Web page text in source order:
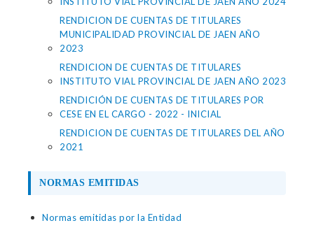
RENDICION DE CUENTAS DE TITULARES
MUNICIPALIDAD PROVINCIAL DE JAEN AÑO
2023
RENDICION DE CUENTAS DE TITULARES
INSTITUTO VIAL PROVINCIAL DE JAEN AÑO 2023
RENDICIÓN DE CUENTAS DE TITULARES POR
CESE EN EL CARGO - 2022 - INICIAL
RENDICION DE CUENTAS DE TITULARES DEL AÑO
2021
NORMAS EMITIDAS
Normas emitidas por la Entidad